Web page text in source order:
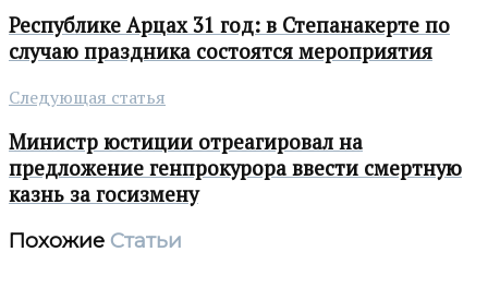
Республике Арцах 31 год: в Степанакерте по
случаю праздника состоятся мероприятия
Следующая статья
Министр юстиции отреагировал на
предложение генпрокурора ввести смертную
казнь за госизмену
Похожие Статьи